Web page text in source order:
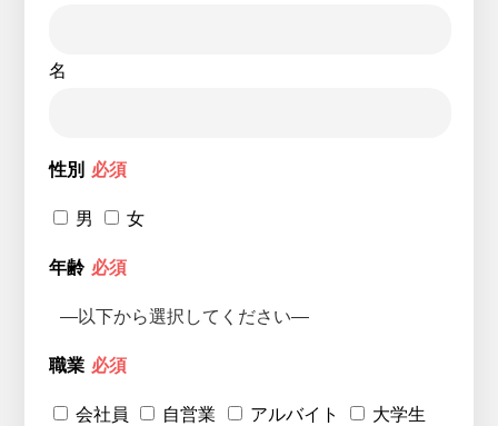
名
性別 必須
男 女
年齢 必須
職業 必須
会社員 自営業 アルバイト
大学生